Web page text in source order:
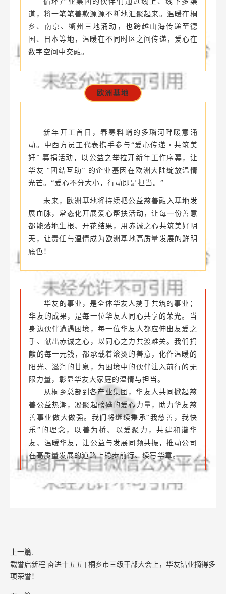
南京基地
新春爱心基金募捐活动如约而至。作为集团的一份
子，循环产业集团积极响应号召，广大干部员工热
情参与，掀起爱心热潮。
道，将一笔笔善款源源不断地汇聚起来。温暖在桐
乡、南京、衢州三地涌动，也跨越山海传递至德
国、日本等地，温暖在不同时区之间传递，爱心在
数字空间中交融。
欧洲基地
好” 募捐活动，以公益之举拉开新年工作序幕，让
华友 “团结互助” 的企业基因在欧洲大陆绽放温情
光芒。“爱心不分大小，行动即是担当。”
未来，欧洲基地将持续把公益慈善融入基地发
展血脉，常态化开展爱心帮扶活动，让每一份善意
都能落地生根、开花结果，用赤诚之心共筑美好明
天，让责任与温情成为欧洲基地高质量发展的鲜明
底色！
华友的事业，是全体华友人携手共筑的事业；
华友的成果，是每一位华友人同心共享的荣光。当
身边伙伴遭遇困境，每一位华友人都应伸出友爱之
手、献出赤诚之心，以同心之力共渡难关。我们捐
献的每一元钱，都承载着滚烫的善意，化作温暖的
友、温暖华友，让公益与发展同频共振，推动公司
在高质量发展的道路上稳步前行、续写华章。